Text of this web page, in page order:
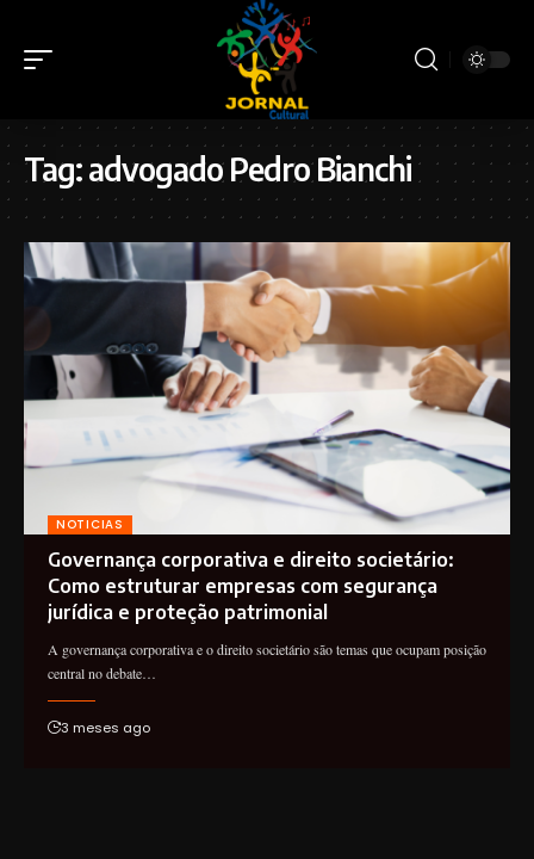
Tag:advogado Pedro Bianchi
NOTICIAS
Governança corporativa e direito societário:
Como estruturar empresas com segurança
jurídica e proteção patrimonial
A governança corporativa e o direito societário são temas que ocupam posição
central no debate…
3 meses ago